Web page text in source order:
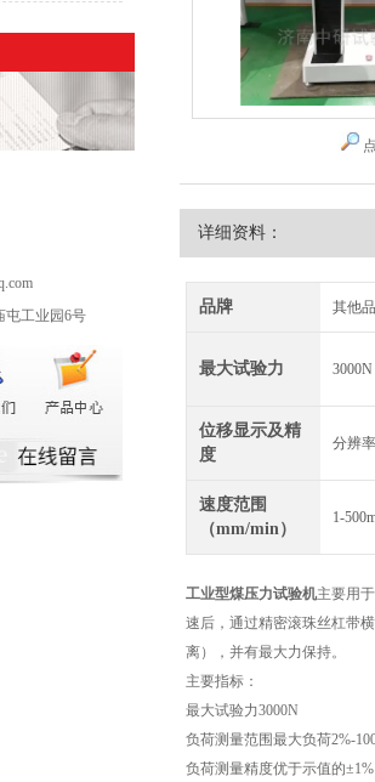
屯工业园6号
详细资料：
品牌 其他
最大试验力 3000N
位移显示及精
度
分辨
速度范围
（mm/min）
1-
工业型煤压力试验机主要用
速后，通过精密滚珠丝杠带
离），并有最大力保持。
主要指标：
最大试验力3000N
负荷测量范围最大负荷2%-
负荷测量精度优于示值的±1%